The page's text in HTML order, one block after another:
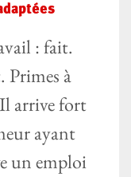
: fait.
Primes à
arrive fort
ayant
un emploi